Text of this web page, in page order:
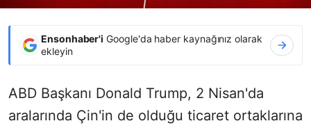
Ensonhaber'i Google'da haber kaynağınız olarak
ekleyin
ABD Başkanı Donald Trump, 2 Nisan'da
aralarında Çin'in de olduğu ticaret ortaklarına